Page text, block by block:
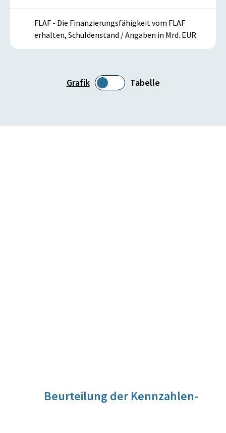
Grafik Tabelle
FLAF - Die Finanzierungsfähigkeit vom FLAF
erhalten, Schuldenstand / Angaben in Mrd. EUR
Beurteilung der Kennzahlen-